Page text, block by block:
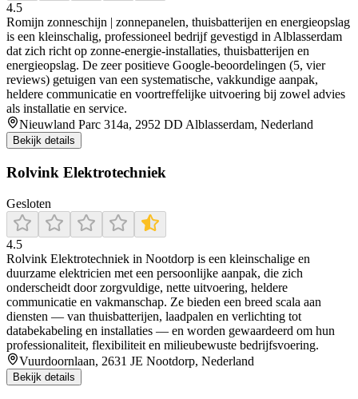
4.5
Romijn zonneschijn | zonnepanelen, thuisbatterijen en energieopslag
is een kleinschalig, professioneel bedrijf gevestigd in Alblasserdam
dat zich richt op zonne-energie-installaties, thuisbatterijen en
energieopslag. De zeer positieve Google-beoordelingen (5, vier
reviews) getuigen van een systematische, vakkundige aanpak,
heldere communicatie en voortreffelijke uitvoering bij zowel advies
als installatie en service.
Nieuwland Parc 314a, 2952 DD Alblasserdam, Nederland
Bekijk details
Rolvink Elektrotechniek
Gesloten
4.5
Rolvink Elektrotechniek in Nootdorp is een kleinschalige en
duurzame elektricien met een persoonlijke aanpak, die zich
onderscheidt door zorgvuldige, nette uitvoering, heldere
communicatie en vakmanschap. Ze bieden een breed scala aan
diensten — van thuisbatterijen, laadpalen en verlichting tot
databekabeling en installaties — en worden gewaardeerd om hun
professionaliteit, flexibiliteit en milieubewuste bedrijfsvoering.
Vuurdoornlaan, 2631 JE Nootdorp, Nederland
Bekijk details